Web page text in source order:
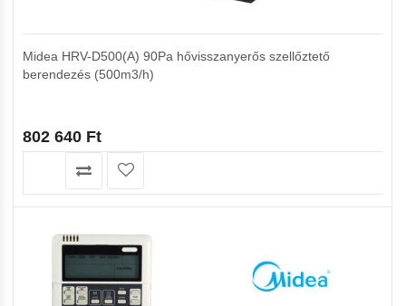
Midea HRV-D500(A) 90Pa hővisszanyerős szellőztető
berendezés (500m3/h)
802 640 Ft